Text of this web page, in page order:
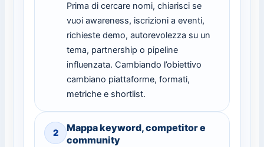
Prima di cercare nomi, chiarisci se
vuoi awareness, iscrizioni a eventi,
richieste demo, autorevolezza su un
tema, partnership o pipeline
influenzata. Cambiando l’obiettivo
cambiano piattaforme, formati,
metriche e shortlist.
2
Mappa keyword, competitor e
community